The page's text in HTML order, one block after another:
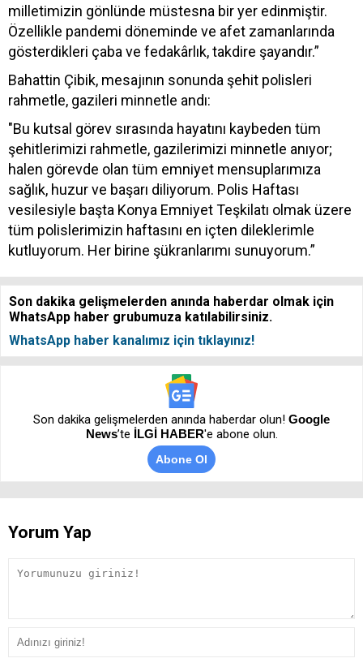
milletimizin gönlünde müstesna bir yer edinmiştir.
Özellikle pandemi döneminde ve afet zamanlarında
gösterdikleri çaba ve fedakârlık, takdire şayandır.”
Bahattin Çibik, mesajının sonunda şehit polisleri
rahmetle, gazileri minnetle andı:
"Bu kutsal görev sırasında hayatını kaybeden tüm
şehitlerimizi rahmetle, gazilerimizi minnetle anıyor;
halen görevde olan tüm emniyet mensuplarımıza
sağlık, huzur ve başarı diliyorum. Polis Haftası
vesilesiyle başta Konya Emniyet Teşkilatı olmak üzere
tüm polislerimizin haftasını en içten dileklerimle
kutluyorum. Her birine şükranlarımı sunuyorum.”
Son dakika gelişmelerden anında haberdar olmak için
WhatsApp haber grubumuza katılabilirsiniz.
WhatsApp haber kanalımız için tıklayınız!
Son dakika gelişmelerden anında haberdar olun! Google
News’te İLGİ HABER'e abone olun.
Abone Ol
Yorum Yap